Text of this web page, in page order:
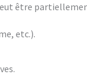
être
etc.).